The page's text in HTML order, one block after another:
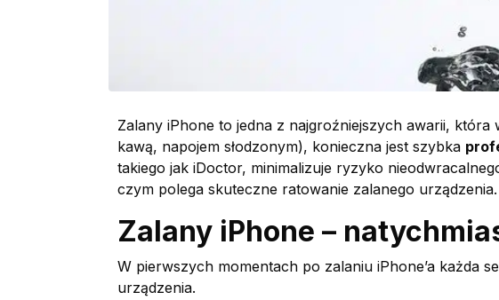
Zalany iPhone to jedna z najgroźniejszych awarii,
kawą, napojem słodzonym), konieczna jest szybka
takiego jak iDoctor, minimalizuje ryzyko
czym polega skuteczne ratowanie zalanego urządzenia.
Zalany iPhone –
W pierwszych momentach po zalaniu iPhone’a każda
urządzenia.